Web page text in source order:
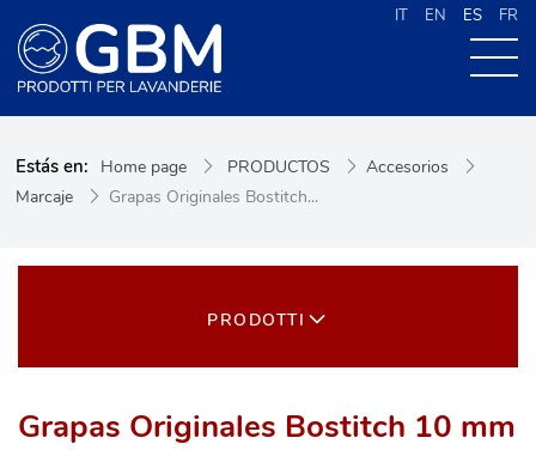
IT EN ES FR
PRODUCTOS
CONTACTOS
Estás en: Home page PRODUCTOS
Accesorios
Marcaje
Grapas Originales Bostitch...
PRODOTTI
Grapas Originales Bostitch 10 mm